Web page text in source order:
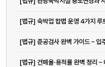
[법규] 준공검사 완벽 가이드 – 입
[법규] 건폐율·용적률 완벽 정리 –